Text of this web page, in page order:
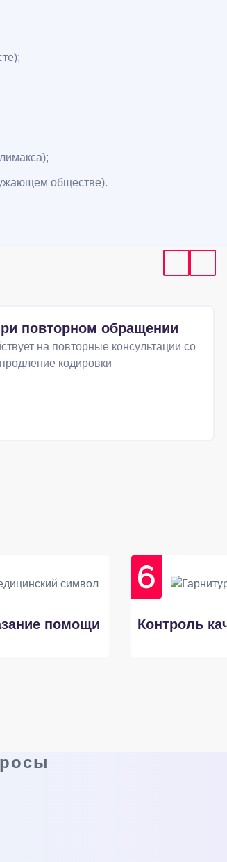
обществе).
повторном обращении
на повторные консультации со
кодировки
помощи Контроль